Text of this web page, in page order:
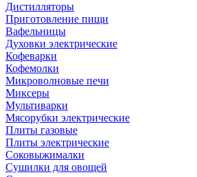
Дистилляторы
Приготовление пищи
Вафельницы
Духовки электрические
Кофеварки
Кофемолки
Микроволновые печи
Миксеры
Мультиварки
Мясорубки электрические
Плиты газовые
Плиты электрические
Соковыжималки
Сушилки для овощей